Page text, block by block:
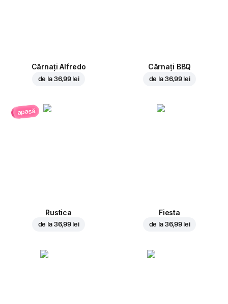
Cârnați Alfredo
de la 36,99 lei
Cârnați BBQ
de la 36,99 lei
apasă
Rustica
de la 36,99 lei
Fiesta
de la 36,99 lei